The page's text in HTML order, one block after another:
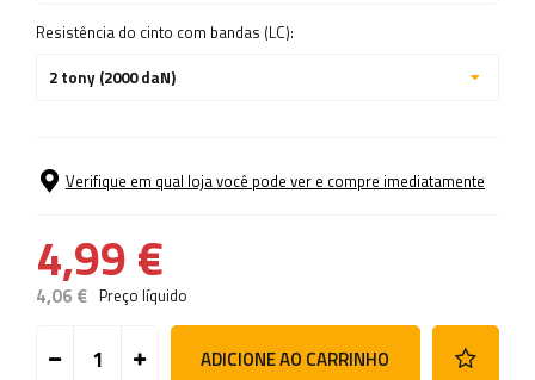
Resistência do cinto com bandas (LC):
2 tony (2000 daN)
Verifique em qual loja você pode ver e compre imediatamente
4,99 €
4,06 € Preço líquido
ADICIONE AO CARRINHO